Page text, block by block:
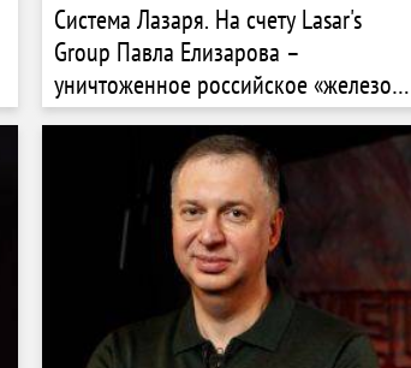
Система Лазаря. На счету Lasar's
Group Павла Елизарова –
уничтоженное российское «железо»
на $12 млрд. Как бывший бизнесмен
и продюсер стал легендой в армии?